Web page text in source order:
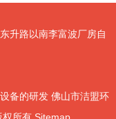
升路以南李富波厂房自
备的研发 佛山市洁盟环